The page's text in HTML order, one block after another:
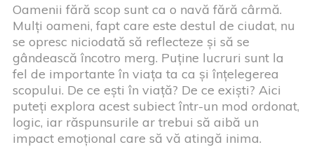
Oamenii fără scop sunt ca o navă fără cârmă.
Mulți oameni, fapt care este destul de ciudat, nu
se opresc niciodată să reflecteze și să se
gândească încotro merg. Puține lucruri sunt la
fel de importante în viața ta ca și înțelegerea
scopului. De ce ești în viață? De ce exiști? Aici
puteți explora acest subiect într-un mod ordonat,
logic, iar răspunsurile ar trebui să aibă un
impact emoțional care să vă atingă inima.